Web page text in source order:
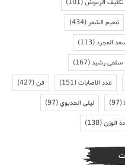
تكثيف الرموش(101)
تنعيم الشعر(434)
المجرد(113)
سلمى رشيد(167)
عدد الاصابات(151) فن(427)
(97) ليلى الحديوي(97)
الوزن(138)